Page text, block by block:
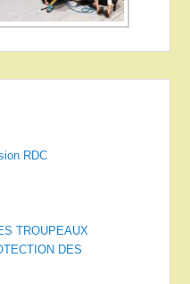
RDC
TROUPEAUX
DES